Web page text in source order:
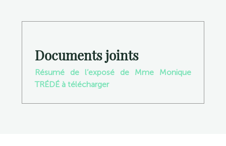
Documents joints
Résumé de l’exposé de Mme Monique
TRÉDÉ à télécharger